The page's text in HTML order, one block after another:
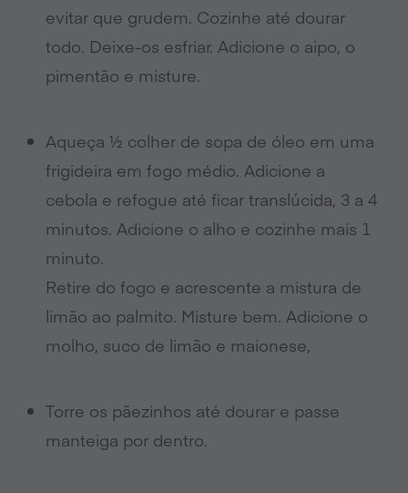
evitar que grudem. Cozinhe até dourar
todo. Deixe-os esfriar. Adicione o aipo, o
pimentão e misture.
Aqueça ½ colher de sopa de óleo em uma
frigideira em fogo médio. Adicione a
cebola e refogue até ficar translúcida, 3 a 4
minutos. Adicione o alho e cozinhe mais 1
minuto.
Retire do fogo e acrescente a mistura de
limão ao palmito. Misture bem. Adicione o
molho, suco de limão e maionese,
Torre os pãezinhos até dourar e passe
manteiga por dentro.